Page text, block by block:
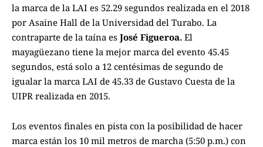
la marca de la LAI es 52.29 segundos realizada en el 2018
por Asaine Hall de la Universidad del Turabo. La
contraparte de la taína es José Figueroa. El
mayagüezano tiene la mejor marca del evento 45.45
segundos, está solo a 12 centésimas de segundo de
igualar la marca LAI de 45.33 de Gustavo Cuesta de la
UIPR realizada en 2015.
Los eventos finales en pista con la posibilidad de hacer
marca están los 10 mil metros de marcha (5:50 p.m.) con